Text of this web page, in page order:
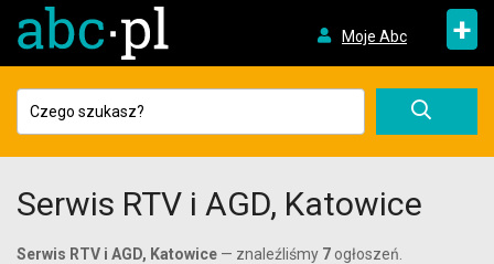
Moje Abc +
Serwis RTV i AGD, Katowice
Serwis RTV i AGD, Katowice — znaleźliśmy 7 ogłoszeń.